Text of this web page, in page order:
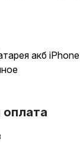
акб iPhone